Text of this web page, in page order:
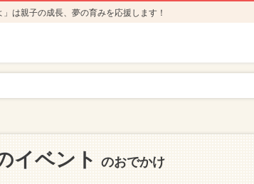
は親子の成長、夢の育みを応援します！
イベント のおでかけ